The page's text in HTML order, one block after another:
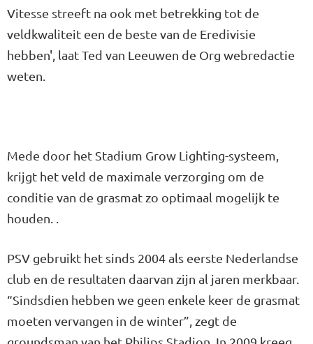
Vitesse streeft na ook met betrekking tot de
veldkwaliteit een de beste van de Eredivisie
hebben', laat Ted van Leeuwen de Org webredactie
weten.
Mede door het Stadium Grow Lighting-systeem,
krijgt het veld de maximale verzorging om de
conditie van de grasmat zo optimaal mogelijk te
houden. .
PSV gebruikt het sinds 2004 als eerste Nederlandse
club en de resultaten daarvan zijn al jaren merkbaar.
“Sindsdien hebben we geen enkele keer de grasmat
moeten vervangen in de winter”, zegt de